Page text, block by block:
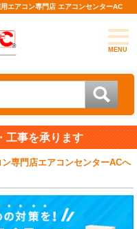
エアコン専門店 エアコンセンターAC
MENU
工事を承ります
専門店エアコンセンターACへ